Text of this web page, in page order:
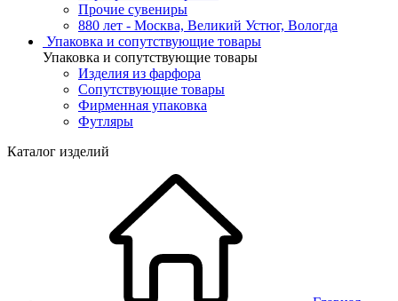
Прочие сувениры
880 лет - Москва, Великий Устюг, Вологда
Упаковка и сопутствующие товары
Упаковка и сопутствующие товары
Изделия из фарфора
Сопутствующие товары
Фирменная упаковка
Футляры
Каталог изделий